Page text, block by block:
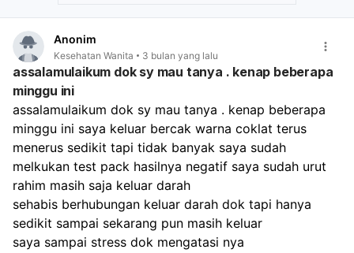
mengandung pewangi atau bahan kimia keras. Jangan
ragu untuk mencari bantuan medis agar keluhan Anda
dapat ditangani dengan tepat dan Anda bisa merasa
lebih nyaman.
Anonim
Kesehatan Wanita 3 bulan yang lalu
assalamulaikum dok sy mau tanya . kenap beberapa
minggu ini
assalamulaikum dok sy mau tanya . kenap beberapa
minggu ini saya keluar bercak warna coklat terus
menerus sedikit tapi tidak banyak saya sudah
melkukan test pack hasilnya negatif saya sudah urut
rahim masih saja keluar darah
sehabis berhubungan keluar darah dok tapi hanya
sedikit sampai sekarang pun masih keluar
saya sampai stress dok mengatasi nya